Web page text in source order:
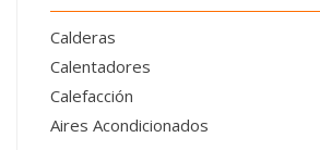
Calderas
Calentadores
Calefacción
Aires Acondicionados